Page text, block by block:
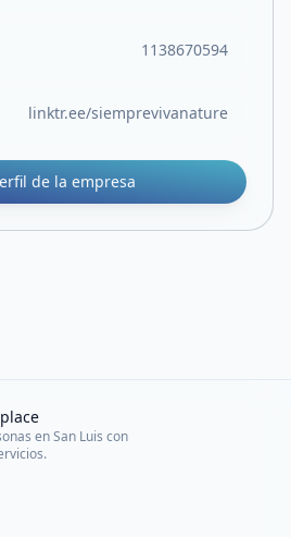
1138670594
linktr.ee/siemprevivanature
de la empresa
en San Luis con